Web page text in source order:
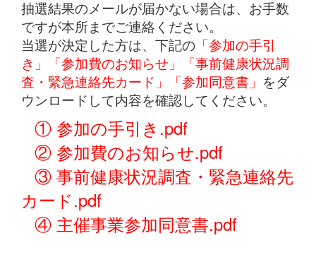
抽選結果のメールが届かない場合は、お手数
ですが本所までご連絡ください。
当選が決定した方は、下記の 「参加の手引
き」「参加費のお知らせ」「事前健康状況調
査・緊急連絡先カード」「参加同意書」 をダ
ウンロードして内容を確認してください。
① 参加の手引き.pdf
② 参加費のお知らせ.pdf
③ 事前健康状況調査・緊急連絡先
カード.pdf
④ 主催事業参加同意書.pdf